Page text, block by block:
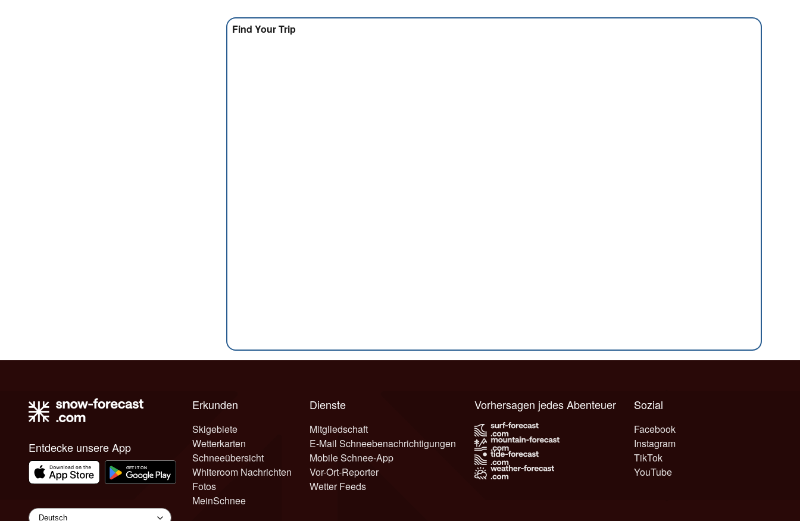
Find Your Trip
Entdecke unsere App
Erkunden
Skigebiete
Wetterkarten
Schneeübersicht
Whiteroom Nachrichten
Fotos
MeinSchnee
Dienste
Mitgliedschaft
E-Mail Schneebenachrichtigungen
Mobile Schnee-App
Vor-Ort-Reporter
Wetter Feeds
Sozial
Facebook
Instagram
TikTok
YouTube
Vorhersagen jedes Abenteuer